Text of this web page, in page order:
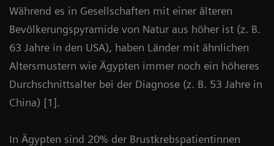
Während es in Gesellschaften mit einer älteren
Bevölkerungspyramide von Natur aus höher ist (z. B.
63 Jahre in den USA), haben Länder mit ähnlichen
Altersmustern wie Ägypten immer noch ein höheres
Durchschnittsalter bei der Diagnose (z. B. 53 Jahre in
China) [1].
In Ägypten sind 20% der Brustkrebspatientinnen